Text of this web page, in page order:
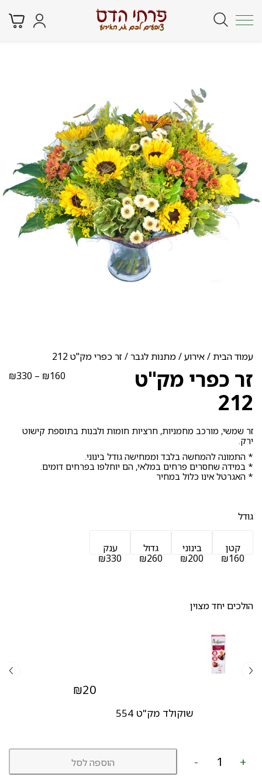
עמוד הבית /אירוע/מתנות לגבר/ זר כפרי מק"ט 212
זר כפרי מק"ט
212
₪160
–
₪330
זר שמשי, מורכב מחמניות, חרציות חומות ולבנות בתוספת קישוט
ירק.
* התמונה להמחשה בלבד וממחישה גודל בינוני.
* במידה שחסרים פרחים במלאי, הם יוחלפו בפרחים דומים.
* האגרטל אינו כלול במחיר
גודל
קטן
₪160
בינוני
₪200
גדול
₪260
ענק
₪330
הולכים יחד מצוין
שוקולד מק"ט 554
₪20
-
כמות
+ הוספה לסל